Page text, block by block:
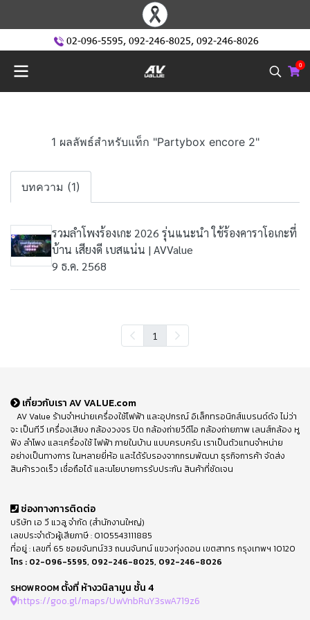
02-096-5595, 092-246-8025, 092-246-8026
0
1 ผลลัพธ์สำหรับแท็ก "Partybox encore 2"
บทความ (1)
รวมลำโพงร้องเกะ 2026 รุ่นแนะนำ ใช้ร้องคาราโอเกะที่
บ้าน เสียงดี เบสแน่น | AVValue
9 ธ.ค. 2568
1
เกี่ยวกับเรา AV VALUE.com
AV Value ร้านจำหน่ายเครื่องใช้ไฟฟ้า และอุปกรณ์ อิเล็กทรอนิกส์แบรนด์ดัง ไม่ว่า
จะ เป็นทีวี เครื่องเสียง กล้องวงจร ปิด กล้องถ่ายวีดีโอ กล้องถ่ายภาพ เลนส์กล้อง หู
ฟัง ลำโพง และเครื่องใช้ ไฟฟ้า ภายในบ้าน แบบครบครัน เราเป็นตัวแทนจำหน่าย
อย่างเป็นทางการ ในหลายยี่ห้อ และได้รับรองจากกรมพัฒนา ธุรกิจการค้า จัดส่ง
สินค้ารวดเร็ว เชื่อถือได้ และนโยบายการรับประกัน สินค้าที่ชัดเจน
ช่องทางการติดต่อ
บริษัท เอ วี แวลู จำกัด (สำนักงานใหญ่)
เลขประจำตัวผู้เสียภาษี : 0105543111885
ที่อยู่ : เลขที่ 65 ซอยจันทน์33 ถนนจันทน์ แขวงทุ่งดอน เขตสาทร กรุงเทพฯ 10120
โทร : 02-096-5595, 092-246-8025, 092-246-8026
SHOWROOM ตั้งที่ ห้างวนิลามูน ชั้น 4
https://goo.gl/maps/UwVnbRuY3swA719z6